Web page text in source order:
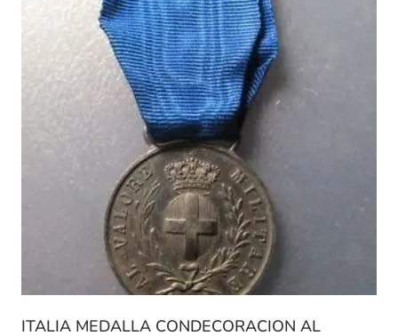
ITALIA MEDALLA CONDECORACION AL